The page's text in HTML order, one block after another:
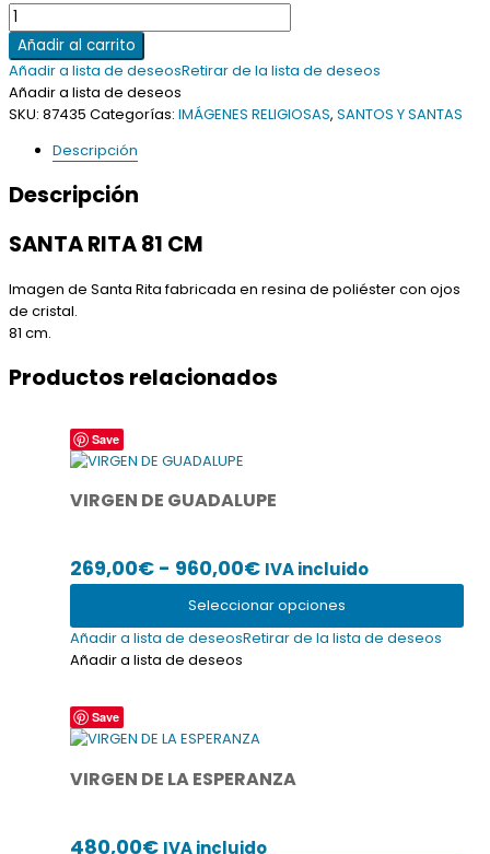
SANTA
RITA
81
CM
cantidad
Añadir al carrito
Añadir a lista de deseosRetirar de la lista de deseos
Añadir a lista de deseos
SKU: 87435 Categorías: IMÁGENES RELIGIOSAS, SANTOS Y SANTAS
Descripción
Descripción
SANTA RITA 81 CM
Imagen de Santa Rita fabricada en resina de poliéster con ojos
de cristal.
81 cm.
Productos relacionados
Save
VIRGEN DE GUADALUPE
269,00€ - 960,00€Rango
de
precios:
960,00€
IVA incluido
Seleccionar opciones
Este
producto
múltiples
opciones
se
elegir
en
de
producto
Añadir a lista de deseosRetirar de la lista de deseos
Añadir a lista de deseos
Save
VIRGEN DE LA ESPERANZA
480,00€ IVA incluido